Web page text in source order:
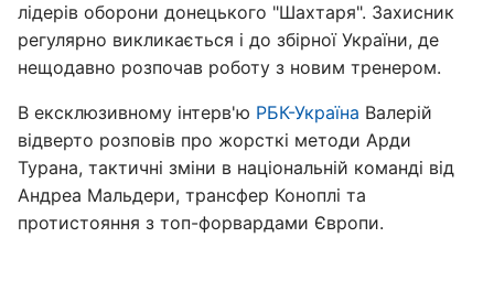
лідерів оборони донецького "Шахтаря". Захисник
регулярно викликається і до збірної України, де
нещодавно розпочав роботу з новим тренером.
В ексклюзивному інтерв'ю РБК-Україна Валерій
відверто розповів про жорсткі методи Арди
Турана, тактичні зміни в національній команді від
Андреа Мальдери, трансфер Коноплі та
протистояння з топ-форвардами Європи.